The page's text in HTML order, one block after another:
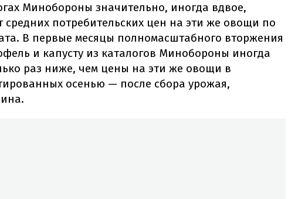
Минобороны значительно, иногда вдвое,
средних потребительских цен на эти же овощи по
В первые месяцы полномасштабного вторжения
и капусту из каталогов Минобороны иногда
раз ниже, чем цены на эти же овощи в
осенью — после сбора урожая,